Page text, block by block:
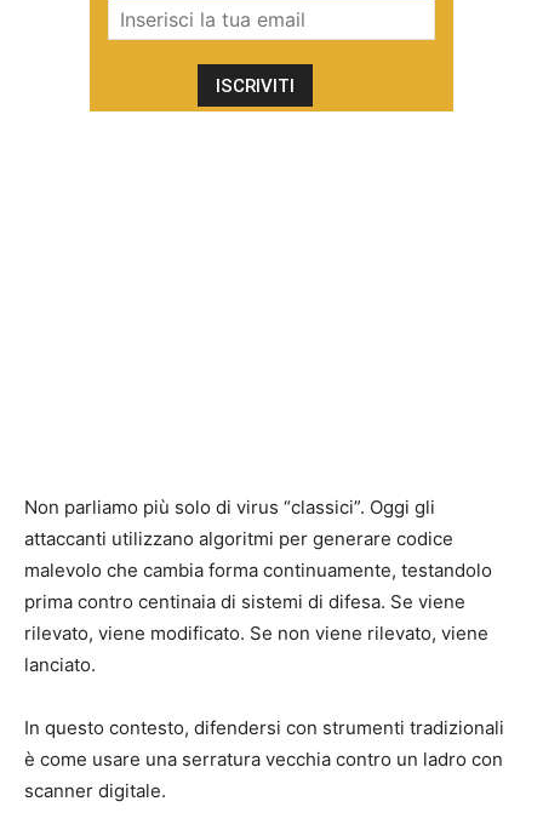
Non parliamo più solo di virus “classici”. Oggi gli
attaccanti utilizzano algoritmi per generare codice
malevolo che cambia forma continuamente, testandolo
prima contro centinaia di sistemi di difesa. Se viene
rilevato, viene modificato. Se non viene rilevato, viene
lanciato.
In questo contesto, difendersi con strumenti tradizionali
è come usare una serratura vecchia contro un ladro con
scanner digitale.